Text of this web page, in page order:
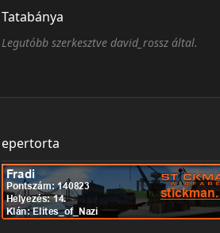
Tatabánya
Legutóbb szerkesztve david_rossz által.
epertorta